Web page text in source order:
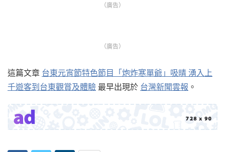
（廣告）
（廣告）
這篇文章 台東元宵節特色節目「炮炸寒單爺」吸晴 湧入上
千遊客到台東觀賞及體驗 最早出現於 台灣新聞雲報 。